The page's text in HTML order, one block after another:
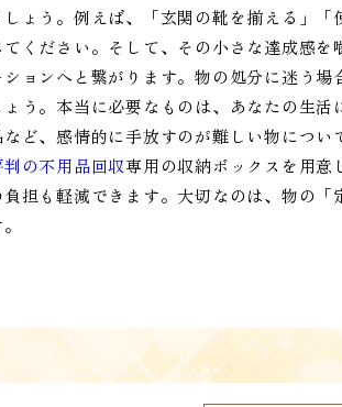
しょう。例えば、「玄関の靴を揃える」
てください。そして、その小さな達成感
ションへと繋がります。物の処分に迷う
う。本当に必要なものは、あなたの生活
ど、感情的に手放すのが難しい物につい
の不用品回収専用の収納ボックスを用意
負担も軽減できます。大切なのは、物の